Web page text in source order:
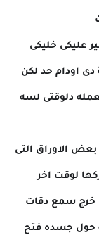
عليكى خليكى
اودام حد لكن
دلوقتى لسه
الاوراق التى
لوقت اخر
خرج سمع دقات
حول جسده فتح